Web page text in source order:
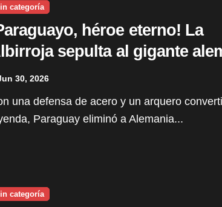
categoría
héroe eterno! La
sepulta al gigante
30, 2026
Paraguay eliminó a Alemania...
categoría